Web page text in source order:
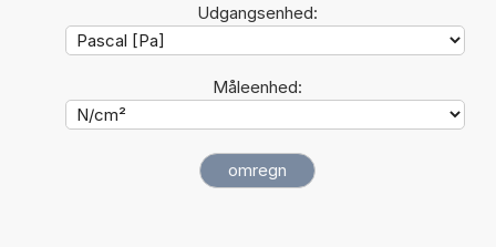
Udgangsenhed:
Måleenhed: